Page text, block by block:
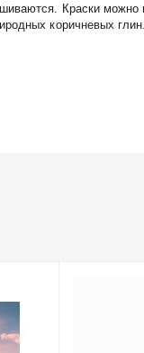
Краски
коричневых